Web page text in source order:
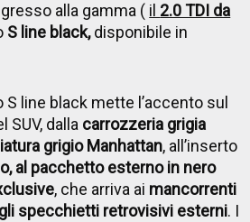
alla gamma ( il 2.0 TDI da
S line black,disponibile in
line black mette l’accento sul
SUV, dalla carrozzeria grigia
grigio Manhattan, all’inserto
al pacchetto esterno in nero
, che arriva ai mancorrenti
specchietti retrovisivi esterni. I